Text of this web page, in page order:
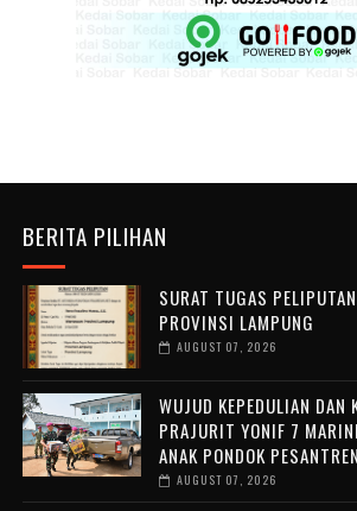
BERITA PILIHAN
SURAT TUGAS
PROVINSI LAMPUNG
AUGUST 07, 2026
WUJUD KEPEDULIAN DAN
PRAJURIT YONIF 7
ANAK PONDOK
AUGUST 07, 2026